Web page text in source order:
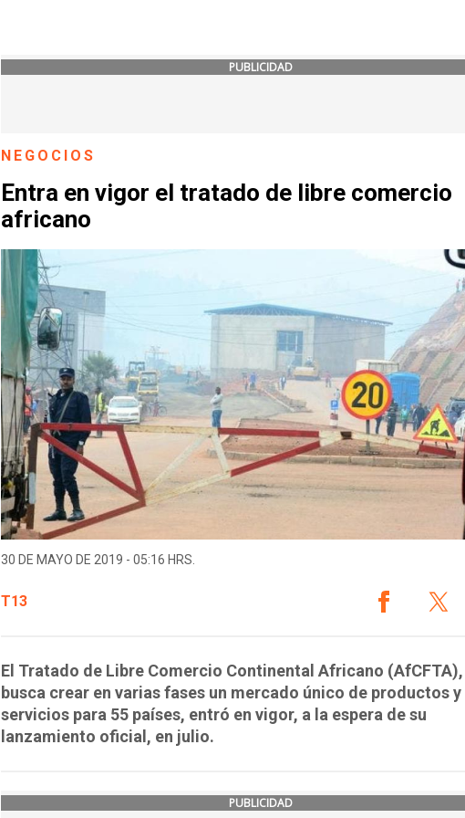
PUBLICIDAD
NEGOCIOS
Entra en vigor el tratado de libre comercio
africano
30 DE MAYO DE 2019 - 05:16 HRS.
T13
El Tratado de Libre Comercio Continental Africano
busca crear en varias fases un mercado único de productos y
servicios para 55 países, entró en vigor, a la espera de su
lanzamiento oficial, en julio.
PUBLICIDAD